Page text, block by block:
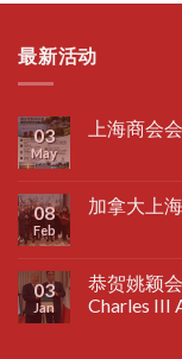
最新活动
03
May
上海商会
08
Feb
加拿大上
03
Jan
恭贺姚颖
Charles III